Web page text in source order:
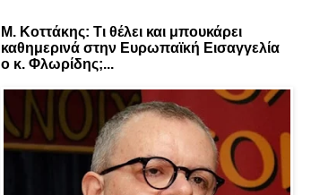
Μ. Κοττάκης: Τι θέλει και μπουκάρει
καθημερινά στην Ευρωπαϊκή Εισαγγελία
ο κ. Φλωρίδης;...